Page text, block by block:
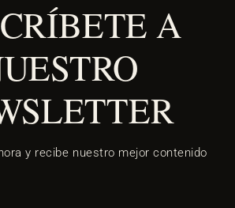
A
y recibe nuestro mejor contenido